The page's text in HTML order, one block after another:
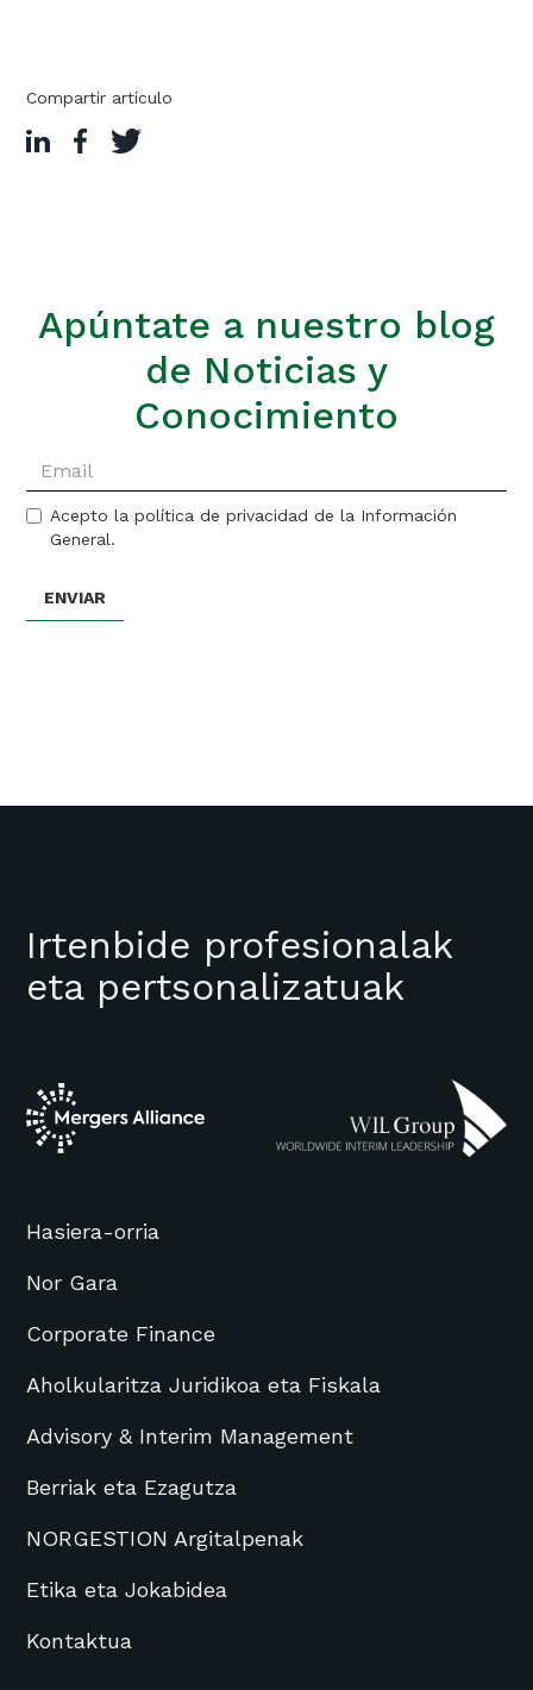
Compartir artículo
Apúntate a nuestro blog
de Noticias y
Conocimiento
Acepto la política de privacidad de la Información
General.
Irtenbide profesionalak
eta pertsonalizatuak
Hasiera-orria
Nor Gara
Corporate Finance
Aholkularitza Juridikoa eta Fiskala
Advisory & Interim Management
Berriak eta Ezagutza
NORGESTION Argitalpenak
Etika eta Jokabidea
Kontaktua